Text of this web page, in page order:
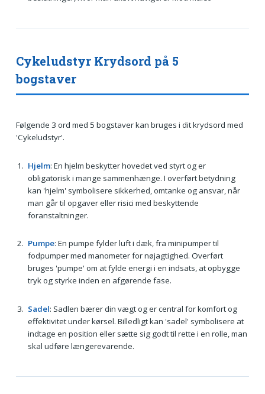
Cykeludstyr Krydsord på 5
bogstaver
Følgende 3 ord med 5 bogstaver kan bruges i dit krydsord med
'Cykeludstyr'.
Hjelm: En hjelm beskytter hovedet ved styrt og er
obligatorisk i mange sammenhænge. I overført betydning
kan 'hjelm' symbolisere sikkerhed, omtanke og ansvar, når
man går til opgaver eller risici med beskyttende
foranstaltninger.
Pumpe: En pumpe fylder luft i dæk, fra minipumper til
fodpumper med manometer for nøjagtighed. Overført
bruges 'pumpe' om at fylde energi i en indsats, at opbygge
tryk og styrke inden en afgørende fase.
Sadel: Sadlen bærer din vægt og er central for komfort og
effektivitet under kørsel. Billedligt kan 'sadel' symbolisere at
indtage en position eller sætte sig godt til rette i en rolle, man
skal udføre længerevarende.